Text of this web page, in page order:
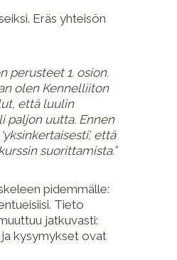
Eräs yhteisön
perusteet 1. osion.
olen Kennelliiton
että luulin
paljon uutta. Ennen
että
suorittamista.”
pidemmälle:
Tieto
jatkuvasti:
kysymykset ovat